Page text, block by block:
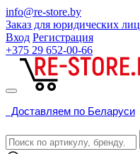
info@re-store.by
Заказ для юридических лиц
Вход Регистрация
+375 29 652-00-66
Доставляем по Беларуси